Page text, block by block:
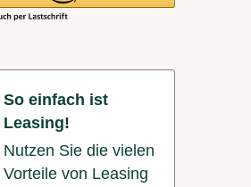
So einfach ist
Leasing!
Nutzen Sie die vielen
Vorteile von Leasing